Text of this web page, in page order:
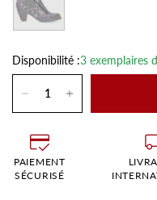
Disponibilité :3 exemplaires
PAIEMENT
SÉCURISÉ